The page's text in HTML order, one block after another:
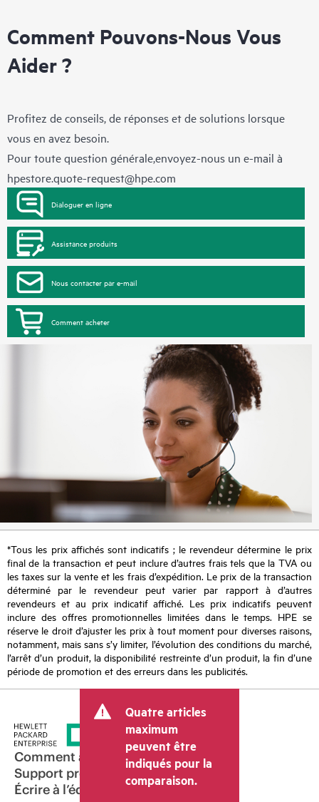
Comment Pouvons-Nous Vous
Aider ?
Profitez de conseils, de réponses et de solutions lorsque
vous en avez besoin.
Pour toute question générale,envoyez-nous un e-mail à
hpestore.quote-request@hpe.com
Dialoguer en ligne
Assistance produits
Nous contacter par e-mail
Comment acheter
*Tous les prix affichés sont indicatifs ; le revendeur détermine le prix
final de la transaction et peut inclure d’autres frais tels que la TVA ou
les taxes sur la vente et les frais d’expédition. Le prix de la transaction
déterminé par le revendeur peut varier par rapport à d’autres
revendeurs et au prix indicatif affiché. Les prix indicatifs peuvent
inclure des offres promotionnelles limitées dans le temps. HPE se
réserve le droit d’ajuster les prix à tout moment pour diverses raisons,
notamment, mais sans s’y limiter, l’évolution des conditions du marché,
l’arrêt d’un produit, la disponibilité restreinte d’un produit, la fin d’une
période de promotion et des erreurs dans les publicités.
Quatre articles
maximum
peuvent être
indiqués pour la
comparaison.
Comment acheter
Support produit
Écrire à l’équipe commerciale